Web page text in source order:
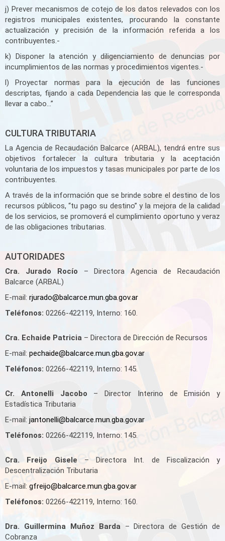
j) Prever mecanismos de cotejo de los datos relevados con los
registros municipales existentes, procurando la constante
actualización y precisión de la información referida a los
contribuyentes.-
k) Disponer la atención y diligenciamiento de denuncias por
incumplimientos de las normas y procedimientos vigentes.-
l) Proyectar normas para la ejecución de las funciones
descriptas, fijando a cada Dependencia las que le corresponda
llevar a cabo…”
CULTURA TRIBUTARIA
La Agencia de Recaudación Balcarce (ARBAL), tendrá entre sus
objetivos fortalecer la cultura tributaria y la aceptación
voluntaria de los impuestos y tasas municipales por parte de los
contribuyentes.
A través de la información que se brinde sobre el destino de los
recursos públicos, “tu pago su destino” y la mejora de la calidad
de los servicios, se promoverá el cumplimiento oportuno y veraz
de las obligaciones tributarias.
AUTORIDADES
Cra. Jurado Rocío – Directora Agencia de Recaudación
Balcarce (ARBAL)
E-mail: rjurado@balcarce.mun.gba.gov.ar
Teléfonos: 02266-422119, Interno: 160.
Cra. Echaide Patricia – Directora de Dirección de Recursos
E-mail: pechaide@balcarce.mun.gba.gov.ar
Teléfonos: 02266-422119, Interno: 145.
Cr. Antonelli Jacobo – Director Interino de Emisión y
Estadística Tributaria
E-mail: jantonelli@balcarce.mun.gba.gov.ar
Teléfonos: 02266-422119, Interno: 145.
Cra. Freijo Gisele – Directora Int. de Fiscalización y
Descentralización Tributaria
E-mail: gfreijo@balcarce.mun.gba.gov.ar
Teléfonos: 02266-422119, Interno: 160.
Dra. Guillermina Muñoz Barda – Directora de Gestión de
Cobranza